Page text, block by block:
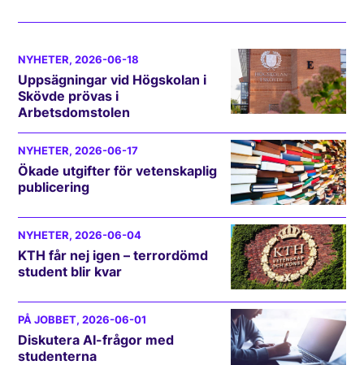
NYHETER, 2026-06-18
Uppsägningar vid Högskolan i
Skövde prövas i
Arbetsdomstolen
NYHETER, 2026-06-17
Ökade utgifter för vetenskaplig
publicering
NYHETER, 2026-06-04
KTH får nej igen – terrordömd
student blir kvar
PÅ JOBBET, 2026-06-01
Diskutera AI-frågor med
studenterna